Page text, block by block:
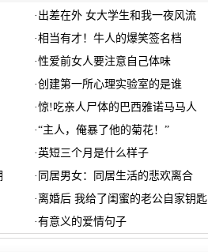
· 出差在外 女大学生和我一夜风流
·相当有才！牛人的爆笑签名档
·性爱前女人要注意自己体味
·创建第一所心理实验室的是谁
·惊!吃亲人尸体的巴西雅诺马马人
·“主人，俺暴了他的菊花！”
·英短三个月是什么样子
· 同居男女：同居生活的悲欢离合
· 离婚后 我给了闺蜜的老公自家钥匙
·有意义的爱情句子